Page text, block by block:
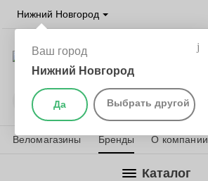
Нижний Новгород
Ваш город
Нижний Новгород
Да Выбрать другой
Веломагазины Бренды О компании
Каталог